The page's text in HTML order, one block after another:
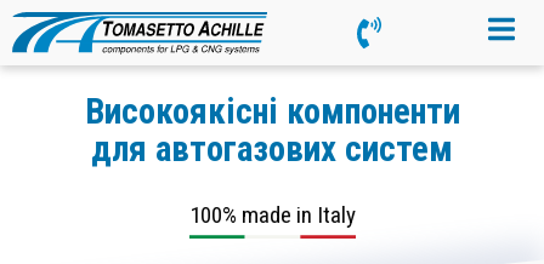
Високоякісні компоненти
для автогазових систем
100% made in Italy